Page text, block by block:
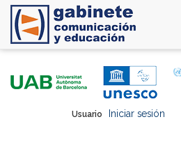
Usuario Iniciar sesión